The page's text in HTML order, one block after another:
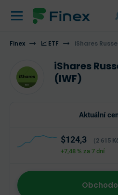
Finex 📈 ETF iShares
iShares
(IWF)
Aktuální
$124,3
(2 615
+7,48 % za 7 dní